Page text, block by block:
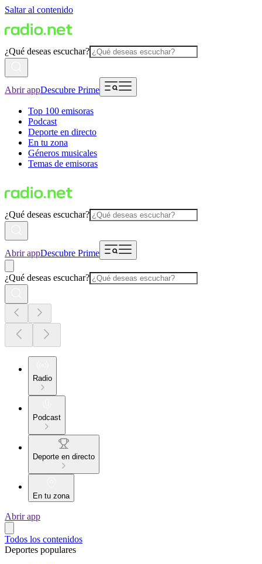
Saltar al contenido
¿Qué deseas escuchar?
Abrir appDescubre Prime
Top 100 emisoras
Podcast
Deporte en directo
En tu zona
Géneros musicales
Temas de emisoras
¿Qué deseas escuchar?
Abrir appDescubre Prime
¿Qué deseas escuchar?
Radio
Podcast
Deporte en directo
En tu zona
Abrir app
Todos los contenidos
Deportes populares